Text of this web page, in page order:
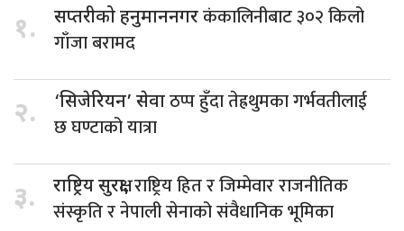
१. सप्तरीको हनुमाननगरकंकालिनीबाट ३०२ किलो
गाँजा बरामद
२. ‘सिजेरियन’ सेवाठप्प हुँदा तेह्रथुमका गर्भवतीलाई
छ घण्टाको यात्रा
३. राष्ट्रिय सुरक्षा,राष्ट्रिय हित र जिम्मेवार राजनीतिक
संस्कृति र नेपाली सेनाको संवैधानिक भूमिका